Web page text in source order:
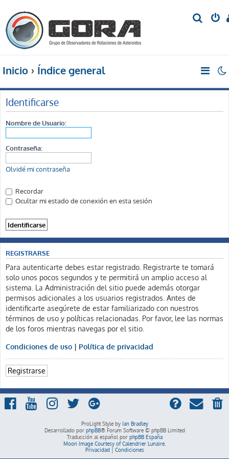
r
Inicio Índice general
Identificarse
Nombre de Usuario:
Contraseña:
Olvidé mi contraseña
Recordar
Ocultar mi estado de conexión en esta sesión
REGISTRARSE
Para autenticarte debes estar registrado. Registrarte te tomará
solo unos pocos segundos y te permitirá un amplio acceso al
sistema. La Administración del sitio puede además otorgar
permisos adicionales a los usuarios registrados. Antes de
identificarte asegúrete de estar familiarizado con nuestros
términos de uso y políticas relacionadas. Por favor, lee las normas
de los foros mientras navegas por el sitio.
Condiciones de uso | Política de privacidad
Registrarse
ProLight Style by Ian Bradley
Desarrollado por phpBB® Forum Software © phpBB Limited
Traducción al español por phpBB España
Moon Image Courtesy of Calendrier Lunaire.
Privacidad| Condiciones